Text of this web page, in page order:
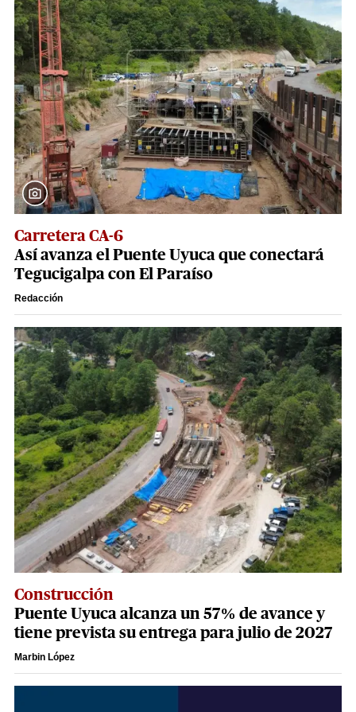
Carretera CA-6
Así avanza el Puente Uyuca que conectará
Tegucigalpa con El Paraíso
Redacción
Construcción
Puente Uyuca alcanza un 57% de avance y
tiene prevista su entrega para julio de 2027
Marbin López